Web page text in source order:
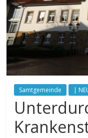
Samtgemeinde |